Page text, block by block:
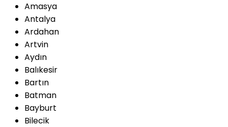
Amasya
Antalya
Ardahan
Artvin
Aydın
Balıkesir
Bartın
Batman
Bayburt
Bilecik